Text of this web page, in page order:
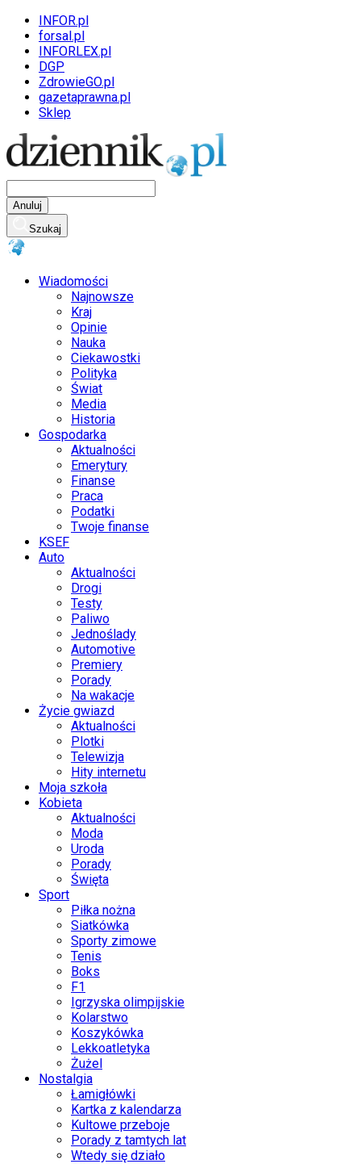
INFOR.pl
forsal.pl
INFORLEX.pl
DGP
ZdrowieGO.pl
gazetaprawna.pl
Sklep
Anuluj
Szukaj
Wiadomości
Najnowsze
Kraj
Opinie
Nauka
Ciekawostki
Polityka
Świat
Media
Historia
Gospodarka
Aktualności
Emerytury
Finanse
Praca
Podatki
Twoje finanse
KSEF
Auto
Aktualności
Drogi
Testy
Paliwo
Jednoślady
Automotive
Premiery
Porady
Na wakacje
Życie gwiazd
Aktualności
Plotki
Telewizja
Hity internetu
Moja szkoła
Kobieta
Aktualności
Moda
Uroda
Porady
Święta
Sport
Piłka nożna
Siatkówka
Sporty zimowe
Tenis
Boks
F1
Igrzyska olimpijskie
Kolarstwo
Koszykówka
Lekkoatletyka
Żużel
Nostalgia
Łamigłówki
Kartka z kalendarza
Kultowe przeboje
Porady z tamtych lat
Wtedy się działo